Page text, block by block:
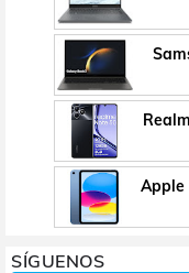
Apple
SÍGUENOS